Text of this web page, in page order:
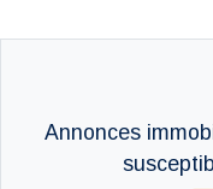
Annonces